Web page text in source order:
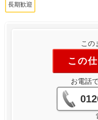
長期歓迎
この
この
お電話